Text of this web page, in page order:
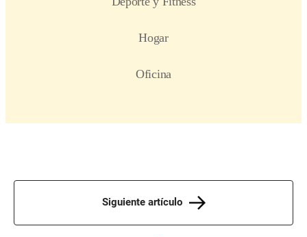
Siguiente artículo